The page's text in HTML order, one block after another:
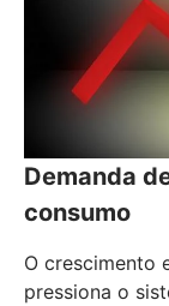
Demanda
consumo
O crescimento
pressiona o